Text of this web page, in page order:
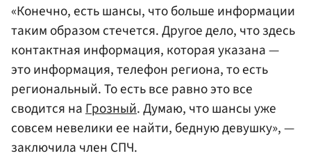
«Конечно, есть шансы, что больше информации
таким образом стечется. Другое дело, что здесь
контактная информация, которая указана —
это информация, телефон региона, то есть
региональный. То есть все равно это все
сводится наГрозный. Думаю, что шансы уже
совсем невелики ее найти, бедную девушку», —
заключила член СПЧ.